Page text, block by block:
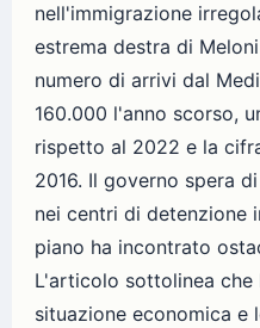
nell'immigrazione
estrema destra di
numero di arrivi dal
160.000 l'anno scorso,
rispetto al 2022 e la
2016. Il governo spera
nei centri di detenzione
piano ha incontrato
L'articolo sottolinea
situazione economica e